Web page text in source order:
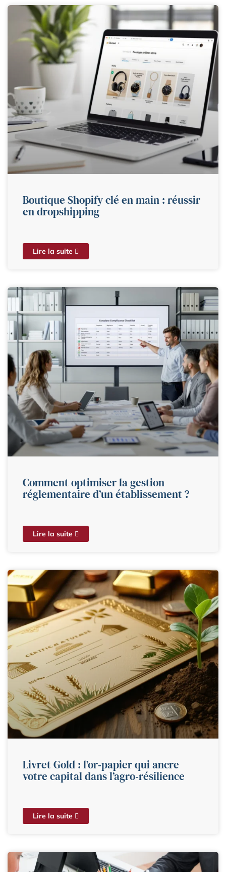
Boutique Shopify clé en main : réussir
en dropshipping
Lire la suite
Comment optimiser la gestion
réglementaire d’un établissement ?
Lire la suite
Livret Gold : l’or‑papier qui ancre
votre capital dans l’agro‑résilience
Lire la suite